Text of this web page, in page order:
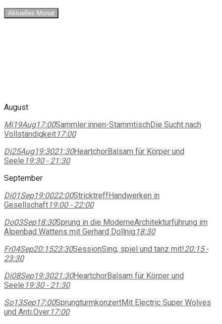
Aktuelles Monat
August
Mi19Aug17:00Sammler:innen-StammtischDie Sucht nach
Vollständigkeit17:00
Di25Aug19:3021:30HeartchorBalsam für Körper und
Seele 19:30 - 21:30
September
Di01Sep19:0022:00StricktreffHandwerken in
Gesellschaft19:00 - 22:00
Do03Sep18:30Sprung in die ModerneArchitekturführung im
Alpenbad Wattens mit Gerhard Dollnig 18:30
Fr04Sep20:1523:30SessionSing, spiel und tanz mit!20:15 -
23:30
Di08Sep19:3021:30HeartchorBalsam für Körper und
Seele 19:30 - 21:30
So13Sep17:00SprungturmkonzertMit Electric Super Wolves
und Anti.Over17:00